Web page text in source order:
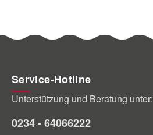
Service-Hotline
Unterstützung und Beratung unter:
0234 - 64066222